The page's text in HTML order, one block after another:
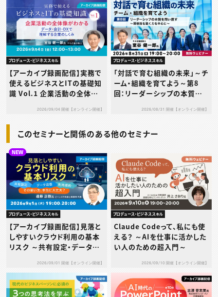
る〜
プロデュース・ビジネススキル
【アーカイブ録画配信】実務で
使えるビジネスとITの基礎知
識 Vol.1 企業活動の全体像
がわかる ～データ・会計・DX
で理解する企業のしくみ～
2026/09/04 開催【オンライン開催】
プロデュース・ビジネススキル
「対話で育む組織の未来」～チ
ーム・組織を育てよう～第8
回：リーダーシップの本質を
中心に～2026/08/31 開催【オンライン開催】
このセミナーと関係のある他のセミナー
NEW
プロデュース・ビジネススキル
【アーカイブ録画配信】見落と
しやすいクラウド利用の基本
リスク ～共有設定・データ送
当に大丈夫？～2026/09/01 開催【オンライン開催】
プロデュース・ビジネススキル
Claude Codeって、私にも使
える？ ～AIを仕事に活かした
い人のための超入門～
2026/09/10 開催【オンライン開催】